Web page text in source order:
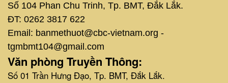
Số 104 Phan Chu Trinh, Tp. BMT, Đắk Lắk.
ĐT: 0262 3817 622
Email: banmethuot@cbc-vietnam.org -
tgmbmt104@gmail.com
Văn phòng Truyền Thông:
Số 01 Trần Hưng Đạo, Tp. BMT, Đắk Lắk.